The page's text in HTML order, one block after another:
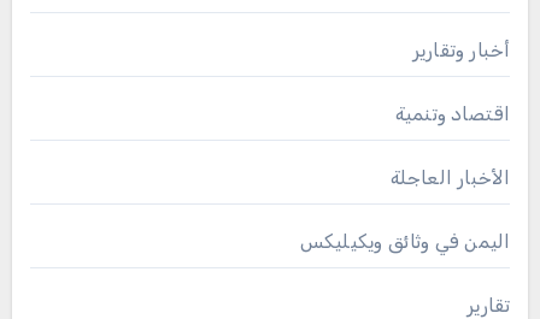
أخبار وتقارير
اقتصاد وتنمية
الأخبار العاجلة
اليمن في وثائق ويكيليكس
تقارير